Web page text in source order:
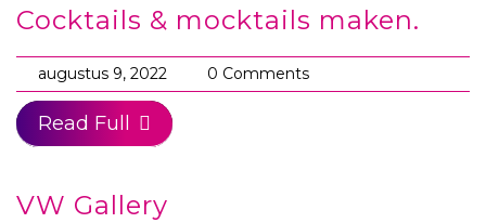
t
e
Mobiele cocktailbar
Mobiele gin tonic bar
Cocktails & mocktails maken.
augustus 9, 2022 0 Comments
Read Full
VW Gallery